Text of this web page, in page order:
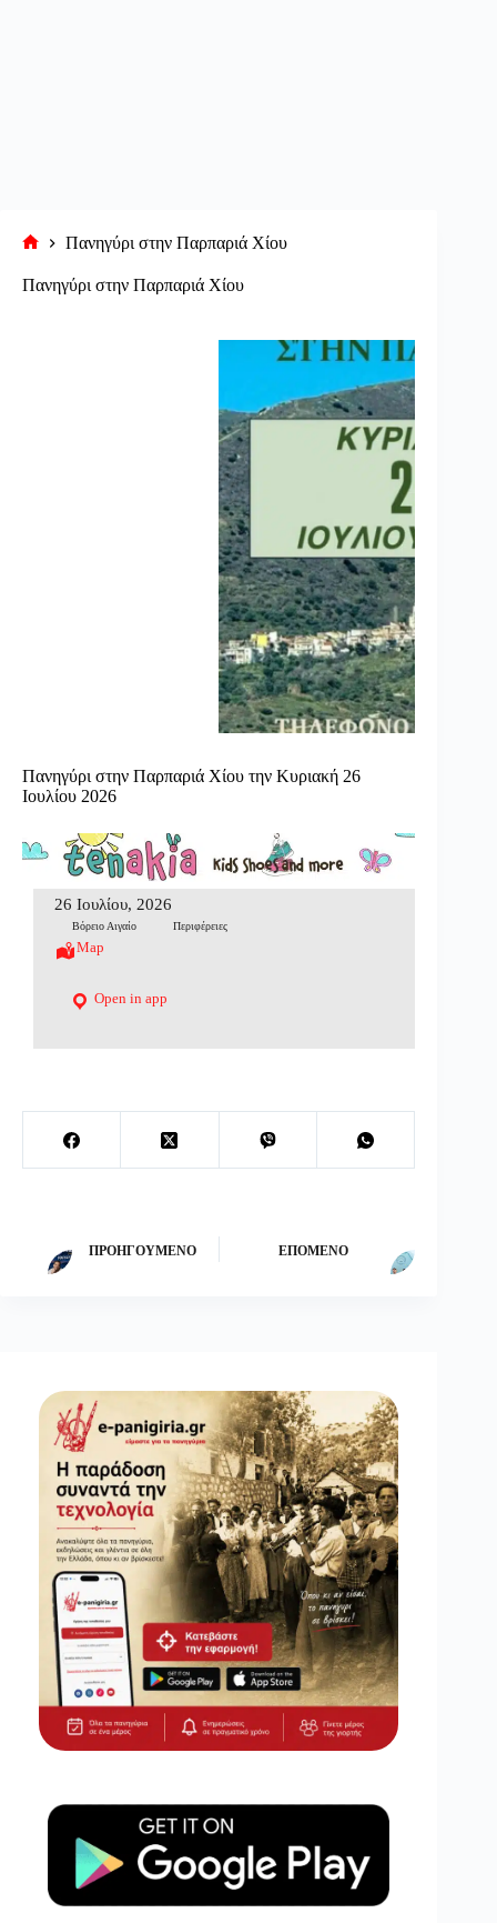
σελίδα
Πανηγύρι στην Παρπαριά Χίου
Πανηγύρι στην Παρπαριά Χίου
Πανηγύρι στην Παρπαριά Χίου την Κυριακή 26
Ιουλίου 2026
26 Ιουλίου, 2026
Βόρειο Αιγαίο Περιφέρειες
Map
Open in app
ΠΡΟΗΓΟΎΜΕΝΟ ΕΠΌΜΕΝΟ